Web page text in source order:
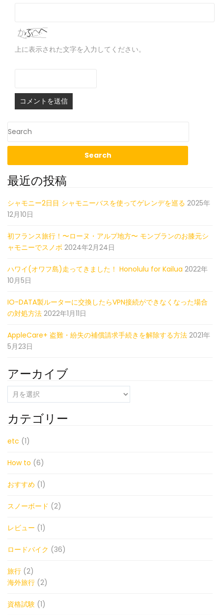
上に表示された文字を入力してください。
最近の投稿
シャモニー2日目 シャモニーバスを使ってゲレンデを巡る 2025年
12月10日
初フランス旅行！〜ローヌ・アルプ地方〜 モンブランのお膝元シ
ャモニーでスノボ 2024年2月24日
ハワイ(オワフ島)走ってきました！ Honolulu for Kailua 2022年
10月5日
IO-DATA製ルーターに交換したらVPN接続ができなくなった場合
の対処方法 2022年1月11日
AppleCare+ 盗難・紛失の補償請求手続きを解除する方法 2021年
5月23日
アーカイブ
ー
カ
イ
ブ
カテゴリー
etc (1)
How to (6)
おすすめ (1)
スノーボード (2)
レビュー (1)
ロードバイク (36)
旅行 (2)
海外旅行 (2)
資格試験 (1)